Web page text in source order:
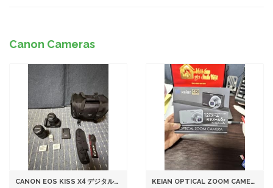
Canon Cameras
CANON EOS KISS X4 デジタル一眼レフカメラ 本体 KEIAN OPTICAL ZOOM CAMERA KDC120 本体